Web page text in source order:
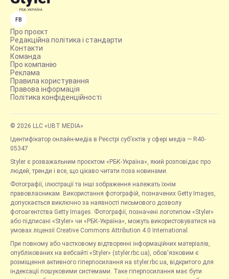
FB
Про проєкт
Редакційна політика і стандарти
Контакти
Команда
Про компанію
Реклама
Правила користування
Правова інформація
Політика конфіденційності
© 2026 LLC «UBT MEDIA»
Ідентифікатор онлайн-медіа в Реєстрі суб’єктів у сфері медіа — R40-
05347
Styler є розважальним проєктом «РБК-Україна», який розповідає про
людей, тренди і все, що цікаво читати поза новинами.
Фотографії, ілюстрації та інші зображення належать їхнім
правовласникам. Використання фотографій, позначених Getty Images,
допускається виключно за наявності письмового дозволу
фотоагентства Getty Images. Фотографії, позначені логотипом «Styler»
або підписані «Styler» чи «РБК-Україна», можуть використовуватися на
умовах ліцензії Creative Commons Attribution 4.0 International.
При повному або частковому відтворенні інформаційних матеріалів,
опублікованих на вебсайті «Styler» (styler.rbc.ua), обов'язковим є
розміщення активного гіперпосилання на styler.rbc.ua, відкритого для
індексації пошуковими системами. Таке гіперпосилання має бути